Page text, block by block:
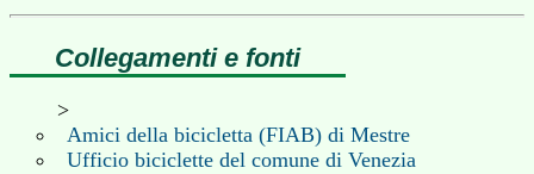
Collegamenti e fonti
>
Amici della bicicletta (FIAB) di Mestre
Ufficio biciclette del comune di Venezia